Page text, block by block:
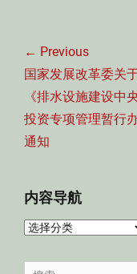
章
导
航
← Previous
Previous
post:
国家发展改革委关
《排水设施建设中
投资专项管理暂行
通知
内容导航
内
导Search